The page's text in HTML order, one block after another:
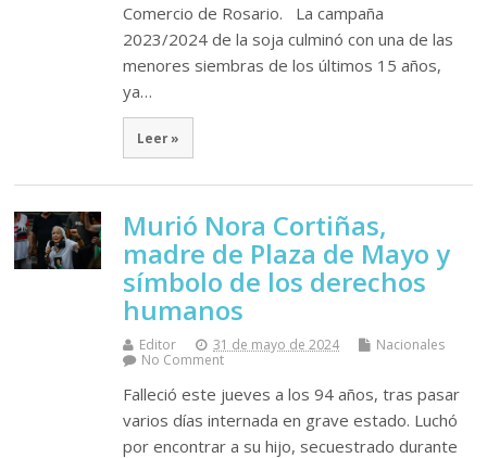
Comercio de Rosario. La campaña
2023/2024 de la soja culminó con una de las
menores siembras de los últimos 15 años,
ya…
Leer »
Murió Nora Cortiñas,
madre de Plaza de Mayo y
símbolo de los derechos
humanos
Editor 31 de mayo de 2024
Nacionales
No Comment
Falleció este jueves a los 94 años, tras pasar
varios días internada en grave estado. Luchó
por encontrar a su hijo, secuestrado durante